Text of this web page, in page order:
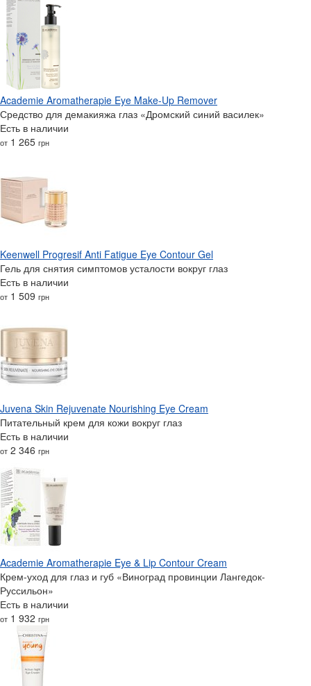
Academie Aromatherapie Eye Make-Up Remover
Средство для демакияжа глаз «Дромский синий василек»
Есть в наличии
от 1 265 грн
Keenwell Progresif Anti Fatigue Eye Contour Gel
Гель для снятия симптомов усталости вокруг глаз
Есть в наличии
от 1 509 грн
Juvena Skin Rejuvenate Nourishing Eye Cream
Питательный крем для кожи вокруг глаз
Есть в наличии
от 2 346 грн
Academie Aromatherapie Eye & Lip Contour Cream
Крем-уход для глаз и губ «Виноград провинции Лангедок-
Руссильон»
Есть в наличии
от 1 932 грн